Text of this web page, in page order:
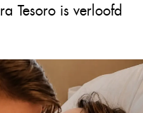
Tesoro is verloofd